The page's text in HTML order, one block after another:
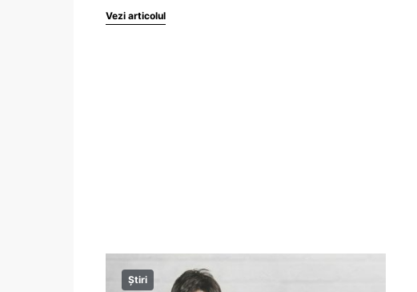
Vezi articolul
Știri